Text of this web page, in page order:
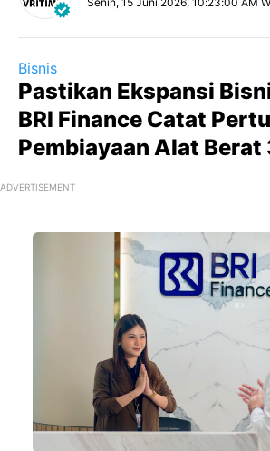
Bisnis
Pastikan Ekspansi
BRI Finance Catat
Pembiayaan Alat Berat
ADVERTISEMENT